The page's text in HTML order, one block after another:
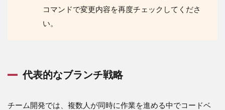
コマンドで変更内容を再度チェックしてくださ
い。
代表的なブランチ戦略
チーム開発では、複数人が同時に作業を進める中でコードベ